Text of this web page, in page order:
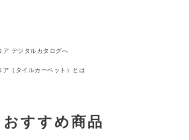
おすすめ商品